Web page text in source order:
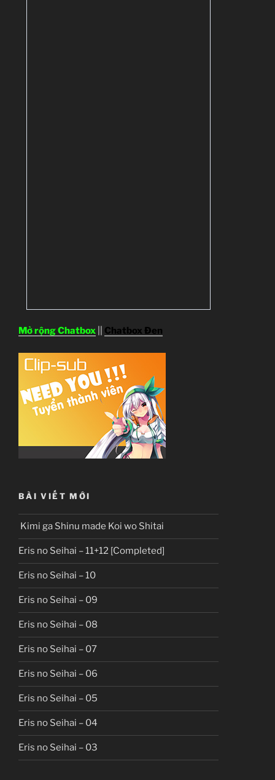
Mở rộng Chatbox Chatbox Đen
BÀI VIẾT MỚI
Kimi ga Shinu made Koi wo Shitai
Eris no Seihai – 11+12 [Completed]
Eris no Seihai – 10
Eris no Seihai – 09
Eris no Seihai – 08
Eris no Seihai – 07
Eris no Seihai – 06
Eris no Seihai – 05
Eris no Seihai – 04
Eris no Seihai – 03